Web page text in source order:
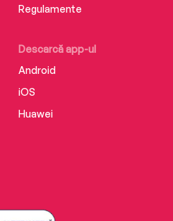
Descarcă app-ul
Android
iOS
Huawei
Regulamente